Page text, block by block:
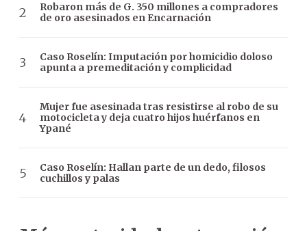
Robaron más de G. 350 millones a compradores
de oro asesinados en Encarnación
Caso Roselín: Imputación por homicidio doloso
apunta a premeditación y complicidad
Mujer fue asesinada tras resistirse al robo de su
motocicleta y deja cuatro hijos huérfanos en
Ypané
Caso Roselín: Hallan parte de un dedo, filosos
cuchillos y palas